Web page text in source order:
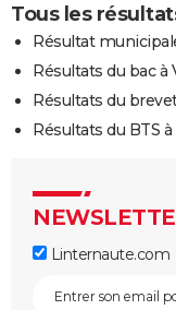
Tous les
Résultat
Résultats du bac à
Résultats du
Résultats du BTS à
Linternaute.com